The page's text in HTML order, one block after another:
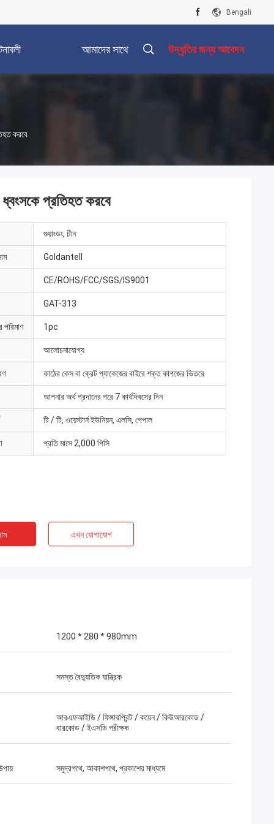
Bengali
আমাদের সাথে উদ্ধৃতির জন্য আবেদন
করবে
প্রতিহত করবে
গুয়াংডং, চীন
Goldantell
CE/ROHS/FCC/SGS/IS9001
GAT-313
পরিমাণ 1pc
আলোচনাযোগ্য
কাঠের কেস বা ক্রেট প্যাকেজের বাইরে শক্ত কাগজের ভিতরে
আপনার অর্থ প্রদানের পরে 7 কার্যদিবসের দিন
টি / টি, ওয়েস্টার্ন ইউনিয়ন, এলসি, পেপাল
প্রতি মাসে 2,000 পিসি
এখন যোগাযোগ
1200 * 280 * 980mm
সমস্ত বৈদ্যুতিক যান্ত্রিক
আরএফআইডি / ফিঙ্গারপ্রিন্ট / কয়েন / কিউআরকোড /
বারকোড / ইএসডি পরীক্ষক
সমুদ্রপথে, আকাশপথে, প্রকাশের মাধ্যমে